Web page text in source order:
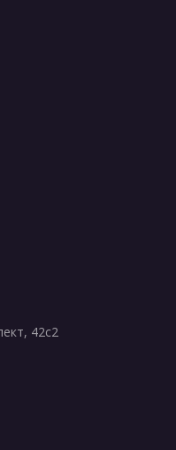
42с2